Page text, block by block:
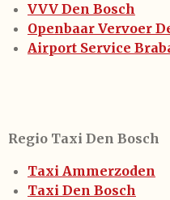
VVV Den Bosch
Openbaar Vervoer
Airport Service
Regio Taxi Den Bosch
Taxi Ammerzoden
Taxi Den Bosch